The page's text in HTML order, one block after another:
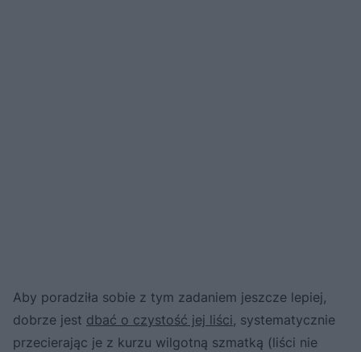
Aby poradziła sobie z tym zadaniem jeszcze lepiej,
dobrze jest dbać o czystość jej liści, systematycznie
przecierając je z kurzu wilgotną szmatką (liści nie